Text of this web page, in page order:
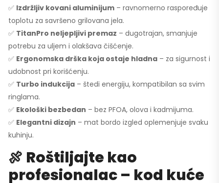
✅ Izdržljiv kovani aluminijum – ravnomerno raspoređuje
toplotu za savršeno grilovana jela.
✅ TitanPro neljepljivi premaz – dugotrajan, smanjuje
potrebu za uljem i olakšava čišćenje.
✅ Ergonomska drška koja ostaje hladna – za sigurnost i
udobnost pri korišćenju.
✅ Turbo indukcija – štedi energiju, kompatibilan sa svim
ringlama.
✅ Ekološki bezbedan – bez PFOA, olova i kadmijuma.
✅ Elegantni dizajn – mat bordo izgled oplemenjuje svaku
kuhinju.
🍖 Roštiljajte kao
profesionalac – kod kuće